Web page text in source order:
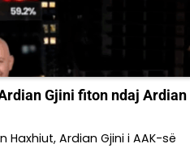
Gjini fiton ndaj Ardian
Haxhiut, Ardian Gjini i AAK-së